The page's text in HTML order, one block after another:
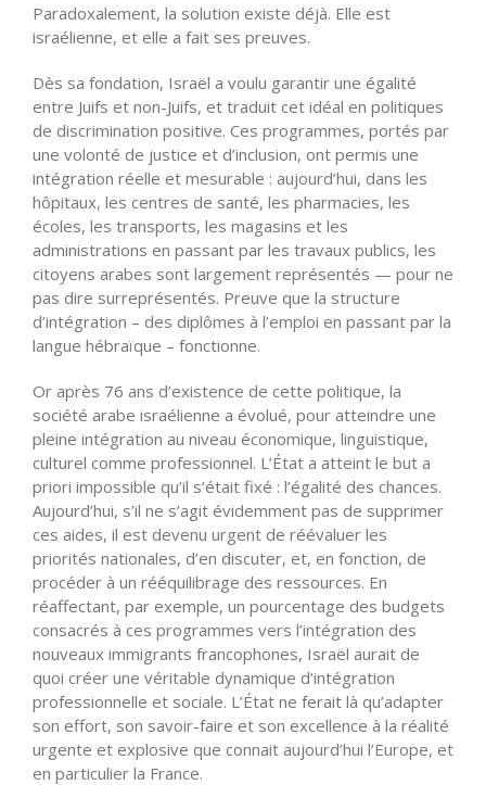
Paradoxalement, la solution existe déjà. Elle est
israélienne, et elle a fait ses preuves.
Dès sa fondation, Israël a voulu garantir une égalité
entre Juifs et non-Juifs, et traduit cet idéal en politiques
de discrimination positive. Ces programmes, portés par
une volonté de justice et d’inclusion, ont permis une
intégration réelle et mesurable : aujourd’hui, dans les
hôpitaux, les centres de santé, les pharmacies, les
écoles, les transports, les magasins et les
administrations en passant par les travaux publics, les
citoyens arabes sont largement représentés — pour ne
pas dire surreprésentés. Preuve que la structure
d’intégration – des diplômes à l’emploi en passant par la
langue hébraïque – fonctionne.
Or après 76 ans d’existence de cette politique, la
société arabe israélienne a évolué, pour atteindre une
pleine intégration au niveau économique, linguistique,
culturel comme professionnel. L’État a atteint le but a
priori impossible qu’il s’était fixé : l’égalité des chances.
Aujourd’hui, s’il ne s’agit évidemment pas de supprimer
ces aides, il est devenu urgent de réévaluer les
priorités nationales, d’en discuter, et, en fonction, de
procéder à un rééquilibrage des ressources. En
réaffectant, par exemple, un pourcentage des budgets
consacrés à ces programmes vers l’intégration des
nouveaux immigrants francophones, Israël aurait de
quoi créer une véritable dynamique d’intégration
professionnelle et sociale. L’État ne ferait là qu’adapter
son effort, son savoir-faire et son excellence à la réalité
urgente et explosive que connait aujourd’hui l’Europe, et
en particulier la France.